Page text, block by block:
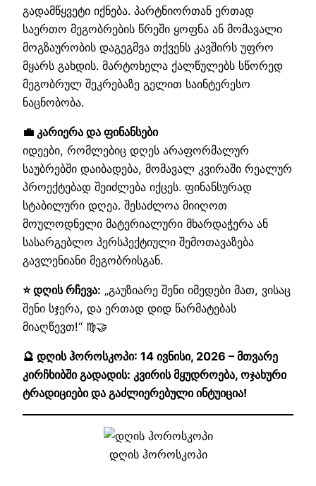
გადამწყვეტი იქნება. პარტნიორთან ერთად
საერთო მეგობრების წრეში ყოფნა ან მომავალი
მოგზაურობის დაგეგმვა თქვენს კავშირს უფრო
მყარს გახდის. მარტოხელა ქალწულებს სწორედ
მეგობრულ შეკრებაზე გელით საინტერესო
ნაცნობობა.
💼 კარიერა და ფინანსები
იდეები, რომლებიც დღეს არაფორმალურ
საუბრებში დაიბადება, მომავალ კვირაში რეალურ
პროექტებად შეიძლება იქცეს. ფინანსურად
სტაბილური დღეა. შესაძლოა მიიღოთ
მოულოდნელი მატერიალური მხარდაჭერა ან
სასარგებლო პერსპექტიული შემოთავაზება
გავლენიანი მეგობრისგან.
⭐ დღის რჩევა: „გაუზიარე შენი იმედები მათ, ვისაც
შენი სჯერა, და ერთად დიდ წარმატებას
მიაღწევთ!“ ♍🤝
🔮 დღის ჰოროსკოპი: 14 ივნისი, 2026 – მთვარე
კირჩხიბში გადადის: კვირის მყუდროება, ოჯახური
ტრადიციები და გაძლიერებული ინტუიცია!
დღის ჰოროსკოპი